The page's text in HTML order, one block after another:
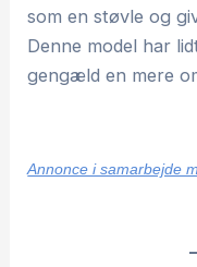
som en støvle og
Denne model har
gengæld en mere
Annonce i samarbejde